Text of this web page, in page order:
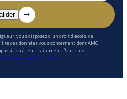
vous disposez d'un droit d'accès, de
des données vous concernant dont AMC
à leur traitement. Pour plus
de protection des données.